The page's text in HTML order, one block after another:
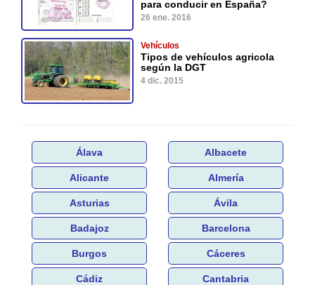
para conducir en España?
26 ene. 2016
Vehículos
Tipos de vehículos agricola
según la DGT
4 dic. 2015
Álava Albacete
Alicante Almería
Asturias Ávila
Badajoz Barcelona
Burgos Cáceres
Cádiz Cantabria